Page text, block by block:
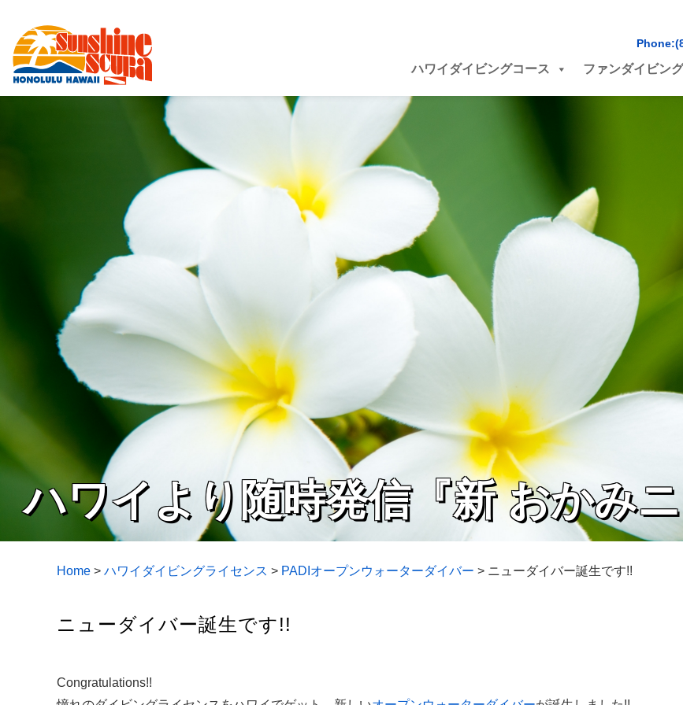
ハワイダイビングコース ファンダイビング
ハワイより随時発信『新 おかみニ
Home > ハワイダイビングライセンス > PADIオープンウォーターダイバー > ニューダイバー誕生です!!
ニューダイバー誕生です!!
Congratulations!!